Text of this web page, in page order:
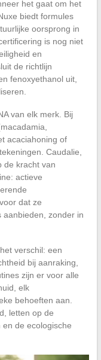
het gaat om het
biedt formules
oorsprong in
is nog niet
en
de richtlijn
fenoxyethanol uit,
van elk merk. Bij
acaciahoning of
Caudalie,
de kracht van
actieve
dat ze
zonder in
verschil: een
bij aanraking,
zijn er voor alle
elk
behoeften aan.
letten op de
de ecologische